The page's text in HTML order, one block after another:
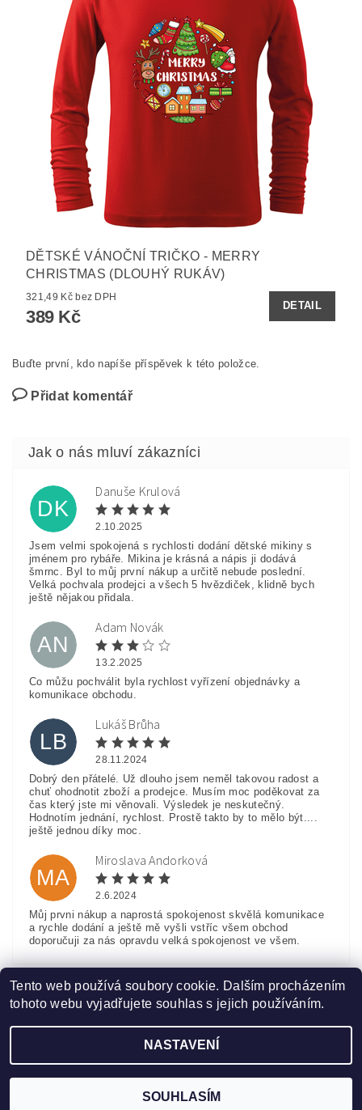
DĚTSKÉ VÁNOČNÍ TRIČKO - MERRY
CHRISTMAS (DLOUHÝ RUKÁV)
321,49 Kč bez DPH
389 Kč
DETAIL
Buďte první, kdo napíše příspěvek k této položce.
Přidat komentář
DK
Danuše Krulová
2.10.2025
Jsem velmi spokojená s rychlosti dodání dětské mikiny s
jménem pro rybáře. Mikina je krásná a nápis ji dodává
šmrnc. Byl to můj první nákup a určitě nebude poslední.
Velká pochvala prodejci a všech 5 hvězdiček, klidně bych
ještě nějakou přidala.
AN
Adam Novák
13.2.2025
Co můžu pochválit byla rychlost vyřízení objednávky a
komunikace obchodu.
LB
Lukáš Brůha
28.11.2024
Dobrý den přátelé. Už dlouho jsem neměl takovou radost a
chuť ohodnotit zboží a prodejce. Musím moc poděkovat za
čas který jste mi věnovali. Výsledek je neskutečný.
Hodnotím jednání, rychlost. Prostě takto by to mělo být....
ještě jednou díky moc.
MA
Miroslava Andorková
2.6.2024
Můj prvni nákup a naprostá spokojenost skvělá komunikace
a rychle dodání a ještě mě vyšli vstříc všem obchod
doporučuji za nás opravdu velká spokojenost ve všem.
2026 ©www.HobbyTriko.cz, všechna práva vyhrazenaUpravit nastavení cookies
Vytvořil Shoptet
Tento web používá soubory cookie. Dalším procházením
tohoto webu vyjadřujete souhlas s jejich používáním.
NASTAVENÍ
SOUHLASÍM